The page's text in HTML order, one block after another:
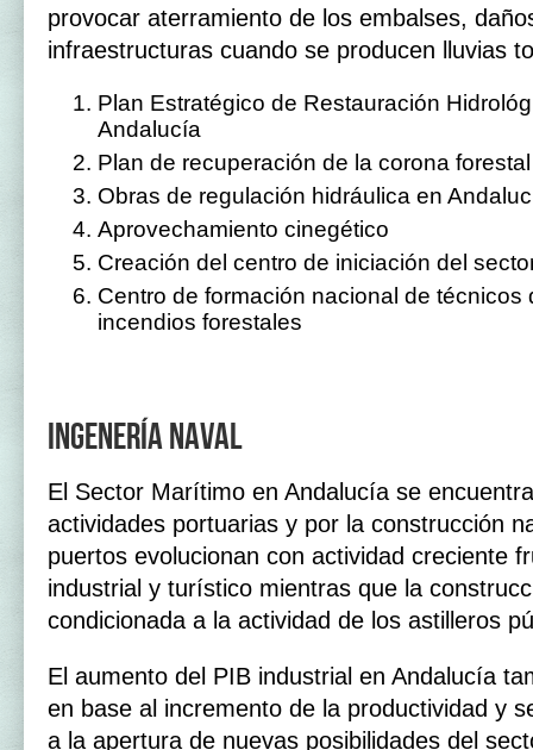
provocar aterramiento de los embalses,
infraestructuras cuando se producen lluvias
Plan Estratégico de Restauración
Andalucía
Plan de recuperación de la corona
Obras de regulación hidráulica en
Aprovechamiento cinegético
Creación del centro de iniciación del
Centro de formación nacional de técnicos
incendios forestales
Ingenería naval
El Sector Marítimo en Andalucía se
actividades portuarias y por la construcción
puertos evolucionan con actividad creciente
industrial y turístico mientras que la
condicionada a la actividad de los astilleros
El aumento del PIB industrial en Andalucía
en base al incremento de la productividad y
a la apertura de nuevas posibilidades del